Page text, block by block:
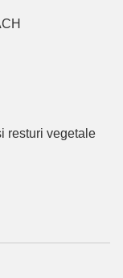
resturi vegetale